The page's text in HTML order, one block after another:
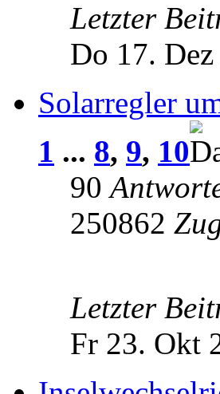
Letzter
Do 17.
Solarregler
1 ... 8, 9, 10
90
250862
Letzter
Fr 23. Okt